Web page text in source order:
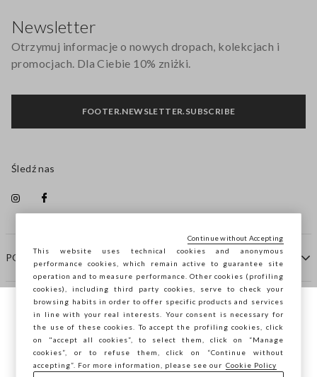
POMOC
FIRMA
KONTAKTY
Newsletter
Otrzymuj informacje o nowych dropach, kolekcjach i
promocjach. Dla Ciebie 10% zniżki.
FOOTER.NEWSLETTER.SUBSCRIBE
Śledź nas
Przeglądasz STEFANEL Italia, chcesz
zapisać swoją lokalizację?
This website uses technical cookies and anonymous
performance cookies, which remain active to guarantee site
operation and to measure performance. Other cookies (profiling
cookies), including third party cookies, serve to check your
browsing habits in order to offer specific products and services
in line with your real interests. Your consent is necessary for
the use of these cookies. To accept the profiling cookies, click
on "accept all cookies”, to select them, click on “Manage
cookies”, or to refuse them, click on “Continue without
accepting”. For more information, please see our Cookie Policy
Continue without Accepting